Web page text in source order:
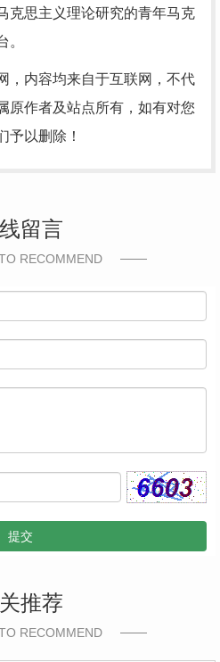
克思主义理论研究的青年马克
。
，内容均来自于互联网，不代
原作者及站点所有，如有对您
予以删除！
留言
RECOMMEND
提交
推荐
RECOMMEND